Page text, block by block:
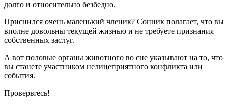
долго и относительно безбедно.
Приснился очень маленький членик? Сонник полагает, что вы
вполне довольны текущей жизнью и не требуете признания
собственных заслуг.
А вот половые органы животного во сне указывают на то, что
вы станете участником нелицеприятного конфликта или
события.
Проверьтесь!